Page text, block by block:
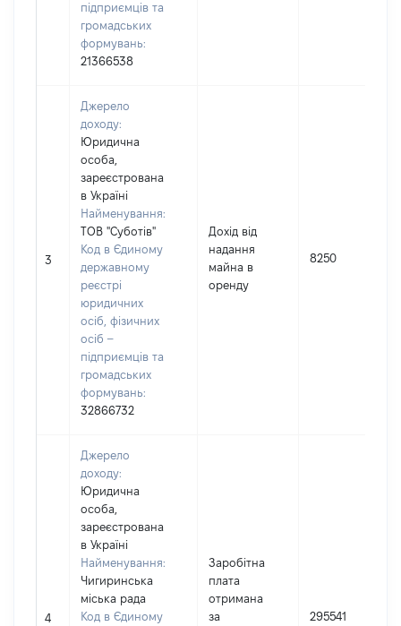
підприємців та
громадських
формувань:
21366538
3
Джерело
доходу:
Юридична
особа,
зареєстрована
в Україні
Найменування:
ТОВ "Суботів"
Код в Єдиному
державному
реєстрі
юридичних
осіб, фізичних
осіб –
підприємців та
громадських
формувань:
32866732
Дохід від
надання
майна в
оренду
8250
4
Джерело
доходу:
Юридична
особа,
зареєстрована
в Україні
Найменування:
Чигиринська
міська рада
Код в Єдиному
Заробітна
плата
отримана
за
295541